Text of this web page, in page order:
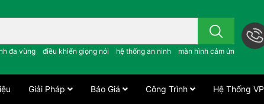
cảm ứng..; âm thanh đa vùng ; điều khiển giọng nói ;
đa vùng điều khiển giọng nói hệ thống an ninh màn hình cảm ứng
Giải Pháp Báo Giá Công Trình Hệ Thống VP